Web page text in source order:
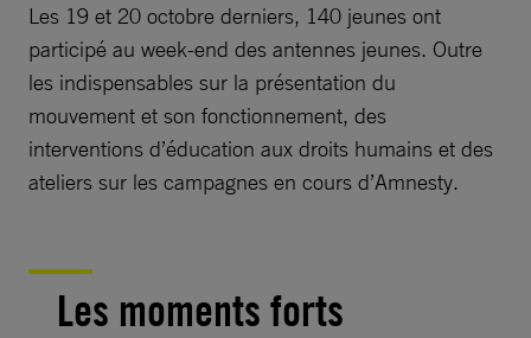
Les 19 et 20 octobre derniers, 140 jeunes ont
participé au week-end des antennes jeunes. Outre
les indispensables sur la présentation du
mouvement et son fonctionnement, des
interventions d’éducation aux droits humains et des
ateliers sur les campagnes en cours d’Amnesty.
Les moments forts